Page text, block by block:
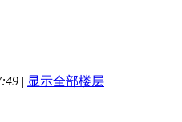
| 显示全部楼层